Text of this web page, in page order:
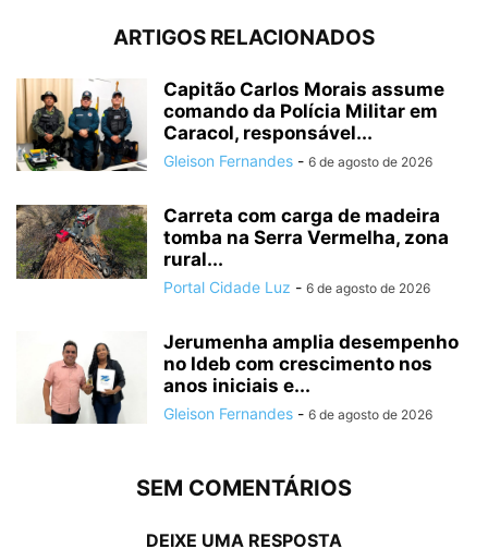
ARTIGOS RELACIONADOS
Capitão Carlos Morais assume
comando da Polícia Militar em
Caracol, responsável...
Gleison Fernandes - 6 de agosto de 2026
Carreta com carga de madeira
tomba na Serra Vermelha, zona
rural...
Portal Cidade Luz - 6 de agosto de 2026
Jerumenha amplia desempenho
no Ideb com crescimento nos
anos iniciais e...
Gleison Fernandes - 6 de agosto de 2026
SEM COMENTÁRIOS
DEIXE UMA RESPOSTA